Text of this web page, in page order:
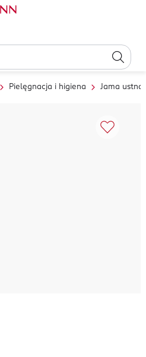
Pielęgnacja i higiena Jama ustna